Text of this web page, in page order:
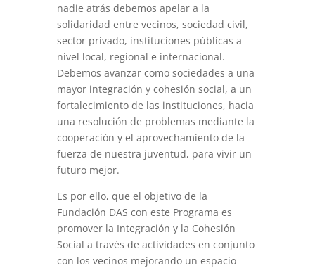
nadie atrás debemos apelar a la
solidaridad entre vecinos, sociedad civil,
sector privado, instituciones públicas a
nivel local, regional e internacional.
Debemos avanzar como sociedades a una
mayor integración y cohesión social, a un
fortalecimiento de las instituciones, hacia
una resolución de problemas mediante la
cooperación y el aprovechamiento de la
fuerza de nuestra juventud, para vivir un
futuro mejor.
Es por ello, que el objetivo de la
Fundación DAS con este Programa es
promover la Integración y la Cohesión
Social a través de actividades en conjunto
con los vecinos mejorando un espacio